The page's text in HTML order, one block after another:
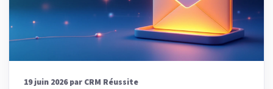
19 juin 2026 par CRM Réussite